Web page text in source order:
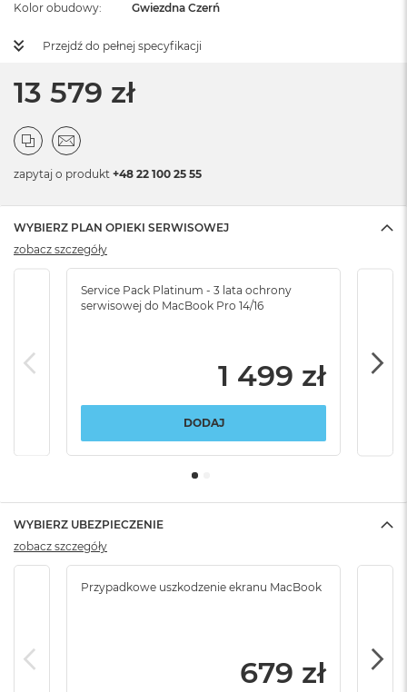
Kolor obudowy Gwiezdna Czerń
Przejdź do pełnej specyfikacji
13 579 zł
zapytaj o produkt +48 22 100 25 55
WYBIERZ PLAN OPIEKI SERWISOWEJ
Service Pack Platinum - 3 lata ochrony
serwisowej do MacBook Pro 14/16
1 499 zł
DODAJ
zobacz szczegóły
WYBIERZ UBEZPIECZENIE
Przypadkowe uszkodzenie ekranu MacBook
679 zł
zobacz szczegóły